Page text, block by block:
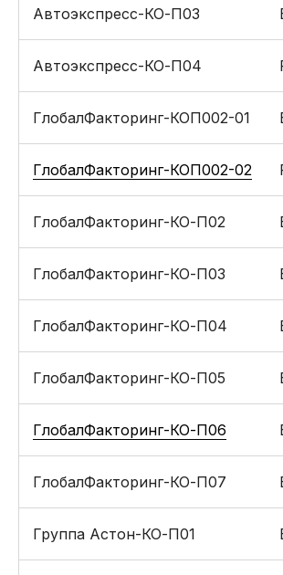
Автоэкспресс-КО-П03
Автоэкспресс-КО-П04
ГлобалФакторинг-КОП002-01
ГлобалФакторинг-КОП002-02
ГлобалФакторинг-КО-П02
ГлобалФакторинг-КО-П03
ГлобалФакторинг-КО-П04
ГлобалФакторинг-КО-П05
ГлобалФакторинг-КО-П06
ГлобалФакторинг-КО-П07
Группа Астон-КО-П01